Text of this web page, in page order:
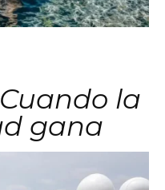
la
gana